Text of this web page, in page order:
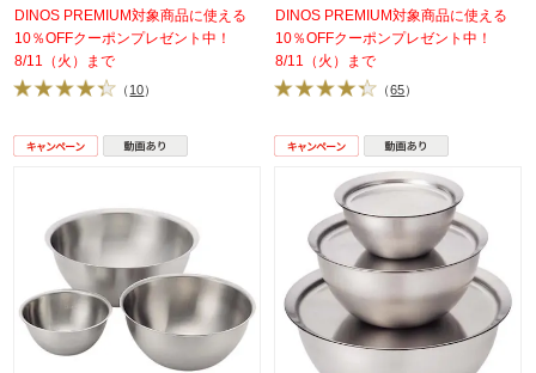
DINOS PREMIUM対象商品に使える
10％OFFクーポンプレゼント中！
8/11（火）まで
（ 10）
DINOS PREMIUM対象商品に使える
10％OFFクーポンプレゼント中！
8/11（火）まで
（65）